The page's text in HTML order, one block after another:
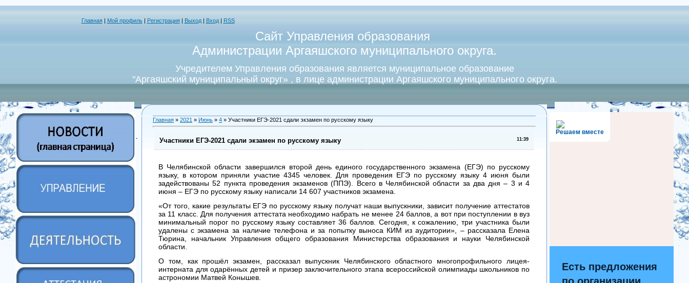
Главная| Мой профиль| Регистрация Выход| Вход RSS
Сайт Управления образования
Администрации Аргаяшского муниципального округа.
Учредителем Управления образования является муниципальное образование
"Аргаяшский муниципальный округ» , в лице администрации Аргаяшского муниципального округа.
Главная » 2021 » Июнь » 4 » Участники ЕГЭ-2021 сдали экзамен по русскому языку
11:39
Участники ЕГЭ-2021 сдали экзамен по русскому языку
В Челябинской области завершился второй день единого государственного экзамена (ЕГЭ) по русскому
языку, в котором приняли участие 4345 человек. Для проведения ЕГЭ по русскому языку 4 июня были
задействованы 52 пункта проведения экзаменов (ППЭ). Всего в Челябинской области за два дня – 3 и 4
июня – ЕГЭ по русскому языку написали 14 607 участников экзамена.
«От того, какие результаты ЕГЭ по русскому языку получат наши выпускники, зависит получение аттестатов
за 11 класс. Для получения аттестата необходимо набрать не менее 24 баллов, а вот при поступлении в вуз
минимальный порог по русскому языку составляет 36 баллов. Сегодня, к сожалению, три участника были
удалены с экзамена за наличие телефона и за попытку выноса КИМ из аудитории», – рассказала Елена
Тюрина, начальник Управления общего образования Министерства образования и науки Челябинской
области.
О том, как прошёл экзамен, рассказал выпускник Челябинского областного многопрофильного лицея-
интерната для одарённых детей и призер заключительного этапа всероссийской олимпиады школьников по
астрономии Матвей Конышев.
Решаем вместе
Есть предложения